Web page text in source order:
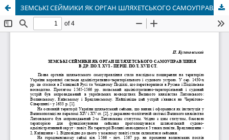
ЗЕМСЬКІ СЕЙМИКИ ЯК ОРГАН ШЛЯХЕТСЬКОГО САМОУПРАВЛІННЯ В ДР. ПОЛ. XVI - ПЕРШ. ПОЛ. XVII СТ.